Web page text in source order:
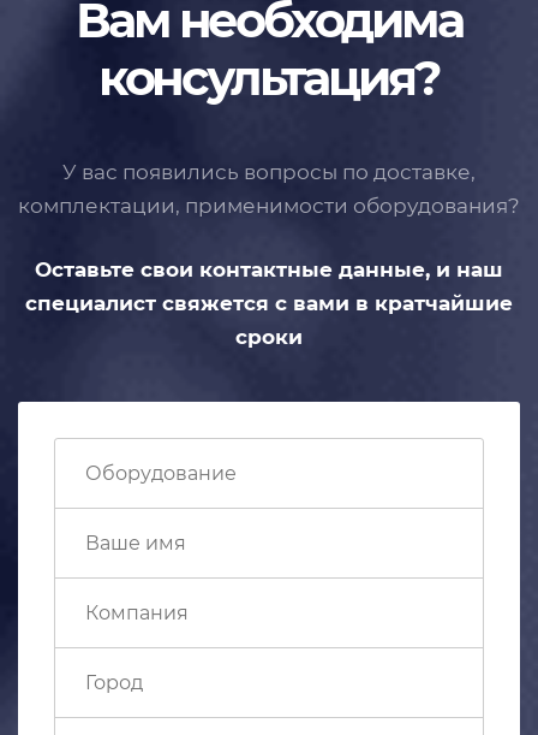
Вам необходима
консультация?
У вас появились вопросы по доставке,
комплектации, применимости оборудования?
Оставьте свои контактные данные, и наш
специалист свяжется с вами в кратчайшие
сроки